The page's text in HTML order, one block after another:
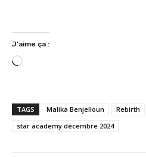
J’aime ça :
C
r
g
e
TAGS Malika Benjelloun Rebirth
star academy décembre 2024